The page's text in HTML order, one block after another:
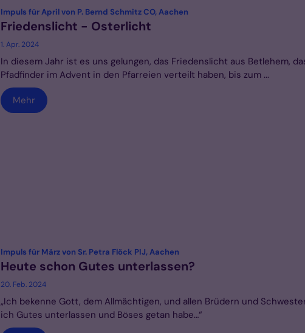
Impuls für April von P. Bernd Schmitz CO, Aachen:
Friedenslicht - Osterlicht
1. Apr. 2024
In diesem Jahr ist es uns gelungen, das Friedenslicht aus Betlehem,
Pfadfinder im Advent in den Pfarreien verteilt haben, bis zum ...
Mehr
Impuls für März von Sr. Petra Flöck PIJ, Aachen:
Heute schon Gutes unterlassen?
20. Feb. 2024
„Ich bekenne Gott, dem Allmächtigen, und allen Brüdern und
ich Gutes unterlassen und Böses getan habe…“